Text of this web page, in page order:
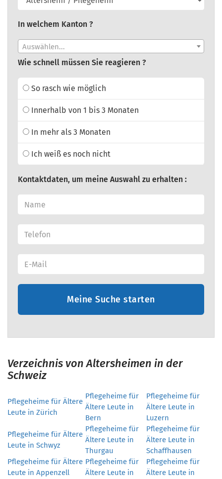
In welchem Kanton ?
Auswählen...
Wie schnell müssen Sie reagieren ?
So rasch wie möglich
Innerhalb von 1 bis 3 Monaten
In mehr als 3 Monaten
Ich weiß es noch nicht
Kontaktdaten, um meine Auswahl zu erhalten :
Meine Suche starten
Verzeichnis von Altersheimen in der
Schweiz
Pflegeheime für Ältere
Leute in Zürich
Pflegeheime für
Ältere Leute in
Bern
Pflegeheime für
Ältere Leute in
Luzern
Pflegeheime für Ältere
Leute in Schwyz
Pflegeheime für
Ältere Leute in
Thurgau
Pflegeheime für
Ältere Leute in
Schaffhausen
Pflegeheime für Ältere
Leute in Appenzell
Pflegeheime für
Ältere Leute in
Pflegeheime für
Ältere Leute in